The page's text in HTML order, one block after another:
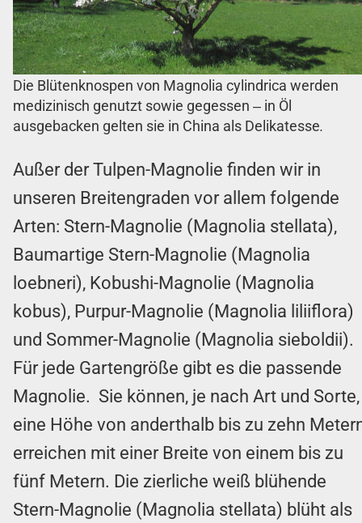
Die Blütenknospen von Magnolia cylindrica werden
medizinisch genutzt sowie gegessen ‒ in Öl
ausgebacken gelten sie in China als Delikatesse.
Außer der Tulpen-Magnolie finden wir in
unseren Breitengraden vor allem folgende
Arten: Stern-Magnolie (Magnolia stellata),
Baumartige Stern-Magnolie (Magnolia
loebneri), Kobushi-Magnolie (Magnolia
kobus), Purpur-Magnolie (Magnolia liliiflora)
und Sommer-Magnolie (Magnolia sieboldii).
Für jede Gartengröße gibt es die passende
Magnolie. Sie können, je nach Art und Sorte,
eine Höhe von anderthalb bis zu zehn
erreichen mit einer Breite von einem bis zu
fünf Metern. Die zierliche weiß blühende
Stern-Magnolie (Magnolia stellata) blüht als